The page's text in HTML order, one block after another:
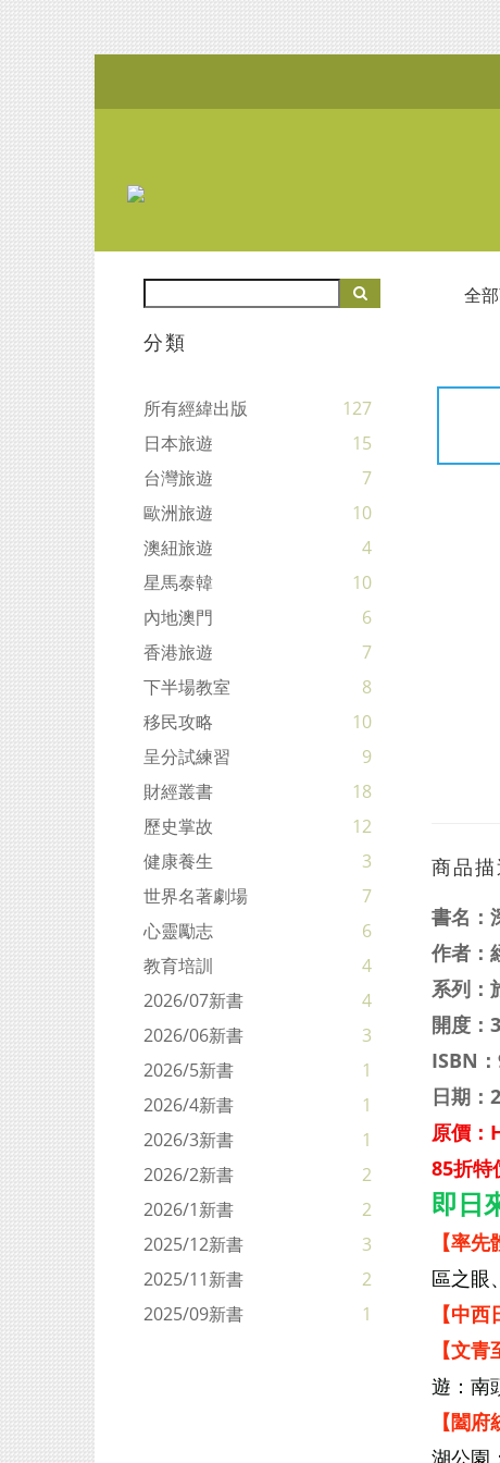
分類
所有經緯出版
127
日本旅遊
15
台灣旅遊
7
歐洲旅遊
10
澳紐旅遊
4
星馬泰韓
10
內地澳門
6
香港旅遊
7
下半場教室
8
移民攻略
10
呈分試練習
9
財經叢書
18
歷史掌故
12
健康養生
3
世界名著劇場
7
心靈勵志
6
教育培訓
4
2026/07新書
4
2026/06新書
3
2026/5新書
1
2026/4新書
1
2026/3新書
1
2026/2新書
2
2026/1新書
2
2025/12新書
3
2025/11新書
2
2025/09新書
1
全
商品描
書名：
作者：
系列：
開度：
ISBN
日期：
原價：
85折特
即日
【率先
區之眼
【中西
【文青
遊：南
【闔府
湖公園